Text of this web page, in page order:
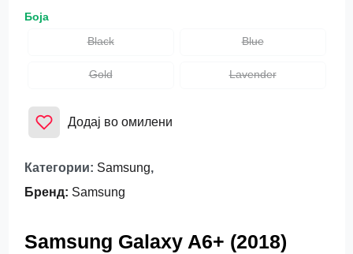
Боја
Black
Blue
Gold Lavender
Додај во омилени
Категории: Samsung,
Бренд: Samsung
Samsung Galaxy A6+ (2018)